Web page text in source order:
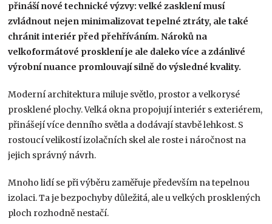
přináší nové technické výzvy: velké zasklení musí
zvládnout nejen minimalizovat tepelné ztráty, ale také
chránit interiér před přehříváním. Nároků na
velkoformátové prosklení je ale daleko více a zdánlivé
výrobní nuance promlouvají silně do výsledné kvality.
Moderní architektura miluje světlo, prostor a velkorysé
prosklené plochy. Velká okna propojují interiér s exteriérem,
přinášejí více denního světla a dodávají stavbě lehkost. S
rostoucí velikostí izolačních skel ale roste i náročnost na
jejich správný návrh.
Mnoho lidí se při výběru zaměřuje především na tepelnou
izolaci. Ta je bezpochyby důležitá, ale u velkých prosklených
ploch rozhodně nestačí.